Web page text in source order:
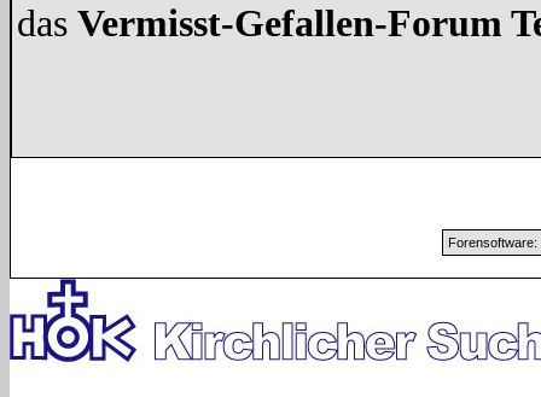
das Vermisst-Gefallen-Forum
Forensoftware: